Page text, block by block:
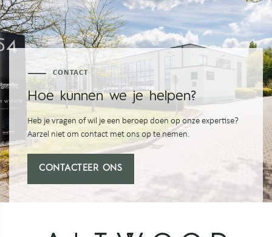
CONTACT
Hoe kunnen we je helpen?
Heb je vragen of wil je een beroep doen op onze expertise?
Aarzel niet om contact met ons op te nemen.
CONTACTEER ONS